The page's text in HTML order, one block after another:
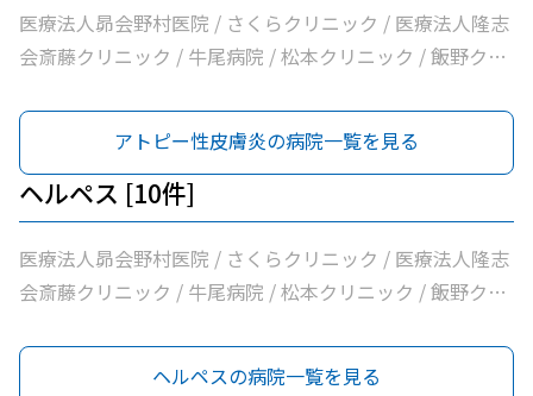
医療法人昴会野村医院 / さくらクリニック / 医療法人隆志
会斎藤クリニック / 牛尾病院 / 松本クリニック / 飯野クリ
ちだ医院
アトピー性皮膚炎の病院一覧を見る
ヘルペス [10件]
医療法人昴会野村医院 / さくらクリニック / 医療法人隆志
会斎藤クリニック / 牛尾病院 / 松本クリニック / 飯野クリ
ちだ医院
ヘルペスの病院一覧を見る